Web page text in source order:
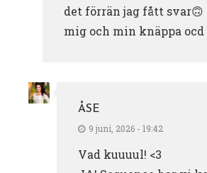
det förrän jag fått
mig och min knäppa ocd
ÅSE
9 juni, 2026 - 19:42
Vad kuuuul! <3